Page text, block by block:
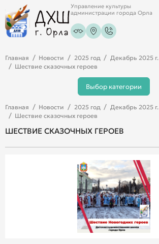
Управление культуры
администрации города Орла
Главная Новости 2025 год
Декабрь 2025 г.
Шествие сказочных героев
Выбор категории
Главная Новости 2025 год
Декабрь 2025 г.
Шествие сказочных героев
ШЕСТВИЕ СКАЗОЧНЫХ ГЕРОЕВ